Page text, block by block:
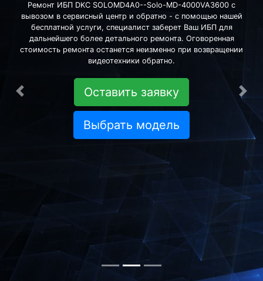
Ремонт ИБП DKC SOLOMD4A0--Solo-MD-4000VA3600 с
вывозом в сервисный центр и обратно - с помощью нашей
бесплатной услуги, специалист заберет Ваш ИБП для
дальнейшего более детального ремонта. Оговоренная
стоимость ремонта останется неизменно при возвращении
видеотехники обратно.
Оставить заявку
Выбрать модель
Предыдущая